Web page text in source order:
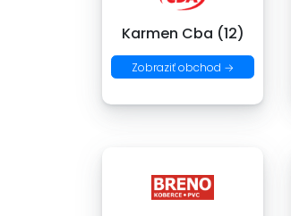
Karmen Cba (12)
Zobraziť obchod →